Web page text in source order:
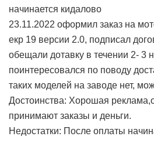
начинается кидалово
23.11.2022 оформил заказ на
екр 19 версии 2.0, подписал
обещали дотавку в течении 2- 3
поинтересовался по поводу
таких моделей на заводе нет,
Достоинства: Хорошая
принимают заказы и деньги.
Недостатки: После оплаты